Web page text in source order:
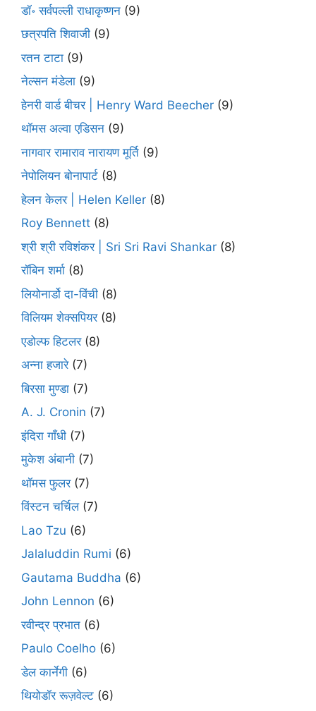
डॉ॰ सर्वपल्ली राधाकृष्णन (9)
छत्रपति शिवाजी (9)
रतन टाटा (9)
नेल्सन मंडेला (9)
हेनरी वार्ड बीचर | Henry Ward Beecher (9)
थॉमस अल्वा एडिसन (9)
नागवार रामाराव नारायण मूर्ति (9)
नेपोलियन बोनापार्ट (8)
हेलन केलर | Helen Keller (8)
Roy Bennett (8)
श्री श्री रविशंकर | Sri Sri Ravi Shankar (8)
रॉबिन शर्मा (8)
लियोनार्डो दा-विंची (8)
विलियम शेक्सपियर(8)
एडोल्फ हिटलर(8)
अन्ना हजारे(7)
बिरसा मुण्डा (7)
A. J. Cronin (7)
इंदिरा गाँधी (7)
मुकेश अंबानी (7)
थॉमस फुलर(7)
विंस्टन चर्चिल(7)
Lao Tzu (6)
Jalaluddin Rumi (6)
Gautama Buddha (6)
John Lennon (6)
रवीन्द्र प्रभात (6)
Paulo Coelho (6)
डेल कार्नेगी (6)
थियोडॉर रूज़वेल्ट (6)